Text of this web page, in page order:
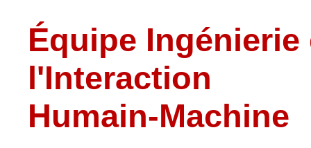
Équipe Ingénierie
l'Interaction
Humain-Machine